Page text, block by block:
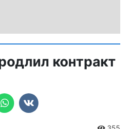
контракт